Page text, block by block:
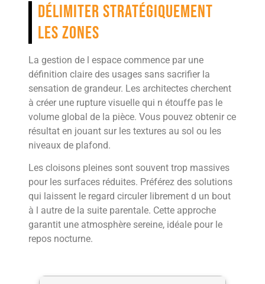
Délimiter stratégiquement
les zones
La gestion de l espace commence par une
définition claire des usages sans sacrifier la
sensation de grandeur. Les architectes cherchent
à créer une rupture visuelle qui n étouffe pas le
volume global de la pièce. Vous pouvez obtenir ce
résultat en jouant sur les textures au sol ou les
niveaux de plafond.
Les cloisons pleines sont souvent trop massives
pour les surfaces réduites. Préférez des solutions
qui laissent le regard circuler librement d un bout
à l autre de la suite parentale. Cette approche
garantit une atmosphère sereine, idéale pour le
repos nocturne.